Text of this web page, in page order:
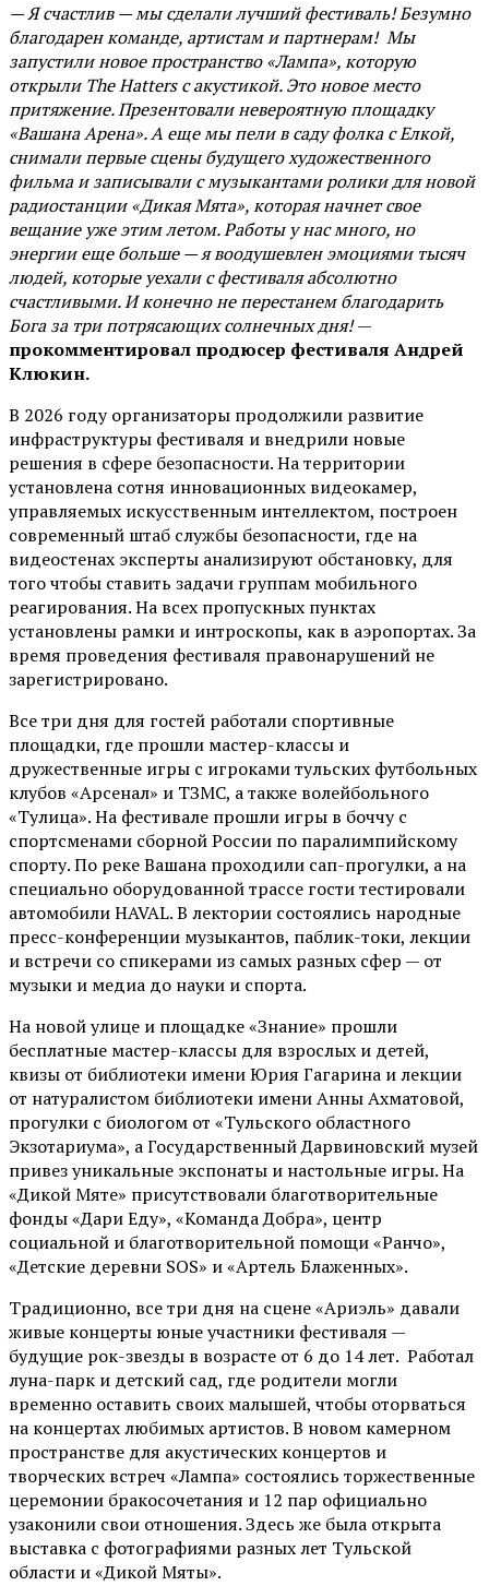
— Я счастлив — мы сделали лучший фестиваль! Безумно
благодарен команде, артистам и партнерам! Мы
запустили новое пространство «Лампа», которую
открыли The Hatters с акустикой. Это новое место
притяжение. Презентовали невероятную площадку
«Вашана Арена». А еще мы пели в саду фолка с Елкой,
снимали первые сцены будущего художественного
фильма и записывали с музыкантами ролики для новой
радиостанции «Дикая Мята», которая начнет свое
вещание уже этим летом. Работы у нас много, но
энергии еще больше — я воодушевлен эмоциями тысяч
людей, которые уехали с фестиваля абсолютно
счастливыми. И конечно не перестанем благодарить
Бога за три потрясающих солнечных дня!—
прокомментировал продюсер фестиваля Андрей
Клюкин.
В 2026 году организаторы продолжили развитие
инфраструктуры фестиваля и внедрили новые
решения в сфере безопасности. На территории
установлена сотня инновационных видеокамер,
управляемых искусственным интеллектом, построен
современный штаб службы безопасности, где на
видеостенах эксперты анализируют обстановку, для
того чтобы ставить задачи группам мобильного
реагирования. На всех пропускных пунктах
установлены рамки и интроскопы, как в аэропортах. За
время проведения фестиваля правонарушений не
зарегистрировано.
Все три дня для гостей работали спортивные
площадки, где прошли мастер-классы и
дружественные игры с игроками тульских футбольных
клубов «Арсенал» и ТЗМС, а также волейбольного
«Тулица». На фестивале прошли игры в боччу с
спортсменами сборной России по паралимпийскому
спорту. По реке Вашана проходили сап-прогулки, а на
специально оборудованной трассе гости тестировали
автомобили HAVAL. В лектории состоялись народные
пресс-конференции музыкантов, паблик-токи, лекции
и встречи со спикерами из самых разных сфер — от
музыки и медиа до науки и спорта.
На новой улице и площадке «Знание» прошли
бесплатные мастер-классы для взрослых и детей,
квизы от библиотеки имени Юрия Гагарина и лекции
от натуралистом библиотеки имени Анны Ахматовой,
прогулки с биологом от «Тульского областного
Экзотариума», а Государственный Дарвиновский музей
привез уникальные экспонаты и настольные игры. На
«Дикой Мяте» присутствовали благотворительные
фонды «Дари Еду», «Команда Добра», центр
социальной и благотворительной помощи «Ранчо»,
«Детские деревни SOS» и «Артель Блаженных».
Традиционно, все три дня на сцене«Ариэль» давали
живые концерты юные участники фестиваля —
будущие рок-звезды в возрасте от 6 до 14 лет. Работал
луна-парк и детский сад, где родители могли
временно оставить своих малышей, чтобы оторваться
на концертах любимых артистов. В новом камерном
пространстве для акустических концертов и
творческих встреч «Лампа» состоялись торжественные
церемонии бракосочетания и 12 пар официально
узаконили свои отношения. Здесь же была открыта
выставка с фотографиями разных лет Тульской
области и «Дикой Мяты».